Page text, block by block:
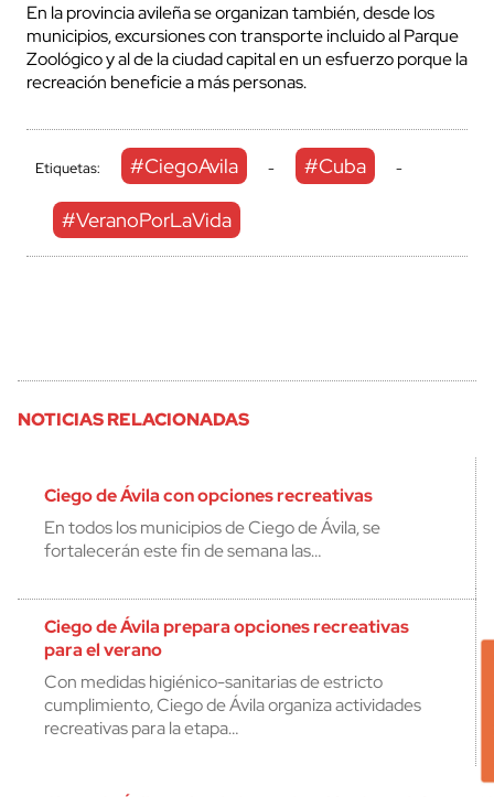
En la provincia avileña se organizan también, desde los
municipios, excursiones con transporte incluido al Parque
Zoológico y al de la ciudad capital en un esfuerzo porque la
recreación beneficie a más personas.
Etiquetas: #CiegoAvila - #Cuba -
#VeranoPorLaVida
NOTICIAS RELACIONADAS
Ciego de Ávila con opciones recreativas
En todos los municipios de Ciego de Ávila, se
fortalecerán este fin de semana las…
Ciego de Ávila prepara opciones recreativas
para el verano
Con medidas higiénico-sanitarias de estricto
cumplimiento, Ciego de Ávila organiza actividades
recreativas para la etapa…